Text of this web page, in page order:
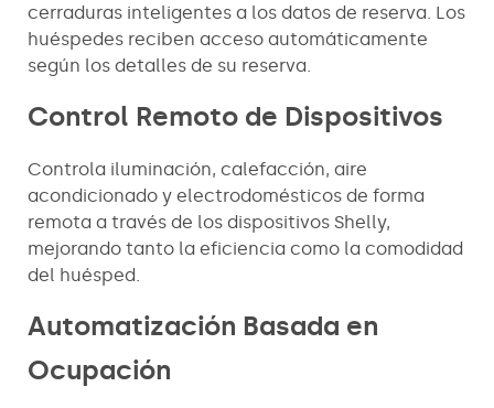
cerraduras inteligentes a los datos de reserva. Los
huéspedes reciben acceso automáticamente
según los detalles de su reserva.
Control Remoto de Dispositivos
Controla iluminación, calefacción, aire
acondicionado y electrodomésticos de forma
remota a través de los dispositivos Shelly,
mejorando tanto la eficiencia como la comodidad
del huésped.
Automatización Basada en
Ocupación